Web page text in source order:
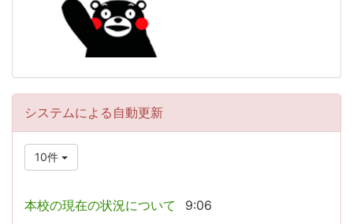
システムによる自動更新
10件
本校の現在の状況について 9:06